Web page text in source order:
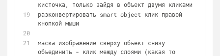
кисточка, только зайдя в объект двумя кликами
разконвертировать smart object клик правой
кнопкой мыши
маска изображение сверху объект снизу
объединить - клик между слоями (какая то